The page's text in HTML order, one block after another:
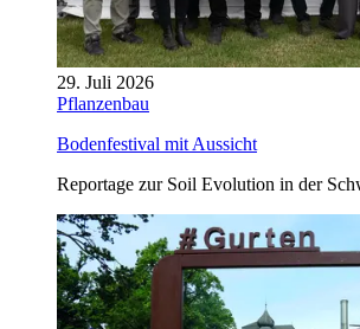
29. Juli 2026
Pflanzenbau
Bodenfestival mit Aussicht
Reportage zur Soil Evolution in der